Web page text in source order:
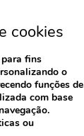
cookies
fins
o
funções de
com base
ou